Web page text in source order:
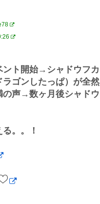
ント開始→シャドウフ
ラゴンしたっぱ）が全
の声→数ヶ月後シャド
。。！